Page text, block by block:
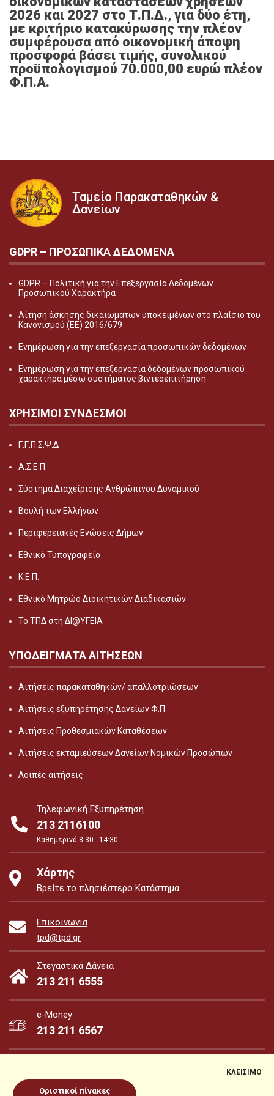
2026 και 2027 στο Τ.Π.Δ., για δύο έτη,
με κριτήριο κατακύρωσης την πλέον
συμφέρουσα από οικονομική άποψη
προσφορά βάσει τιμής, συνολικού
προϋπολογισμού 70.000,00 ευρώ πλέον
Φ.Π.Α.
Ταμείο Παρακαταθηκών &
Δανείων
GDPR – ΠΡΟΣΩΠΙΚA ΔΕΔΟΜEΝΑ
GDPR – Πολιτική για την Επεξεργασία Δεδομένων
Προσωπικού Χαρακτήρα
Αίτηση άσκησης δικαιωμάτων υποκειμένων στο πλαίσιο του
Κανονισμού (ΕΕ) 2016/679
Ενημέρωση για την επεξεργασία προσωπικών δεδομένων
Ενημέρωση για την επεξεργασία δεδομένων προσωπικού
χαρακτήρα μέσω συστήματος βιντεοεπιτήρηση
ΧΡΗΣΙΜΟΙ ΣΥΝΔΕΣΜΟΙ
Γ.Γ.Π.Σ.Ψ.Δ
Α.Σ.Ε.Π.
Σύστημα Διαχείρισης Ανθρώπινου Δυναμικού
Βουλή των Ελλήνων
Περιφερειακές Ενώσεις Δήμων
Εθνικό Τυπογραφείο
Κ.Ε.Π.
Εθνικό Μητρώο Διοικητικών Διαδικασιών
Το ΤΠΔ στη ΔΙ@ΥΓΕΙΑ
ΥΠΟΔΕΙΓΜΑΤΑ ΑΙΤΗΣΕΩΝ
Αιτήσεις παρακαταθηκών/ απαλλοτριώσεων
Αιτήσεις εξυπηρέτησης Δανείων Φ.Π.
Αιτήσεις Προθεσμιακών Καταθέσεων
Αιτήσεις εκταμιεύσεων Δανείων Νομικών Προσώπων
Λοιπές αιτήσεις
Τηλεφωνική Εξυπηρέτηση
213 2116100
Καθημερινά 8:30 - 14:30
Χάρτης
Βρείτε το πλησιέστερο Κατάστημα
Επικοινωνία
tpd@tpd.gr
Στεγαστικά Δάνεια
213 211 6555
e-Money
213 211 6567
ΚΛΕΙΣΙΜΟ
Οριστικοί πίνακες